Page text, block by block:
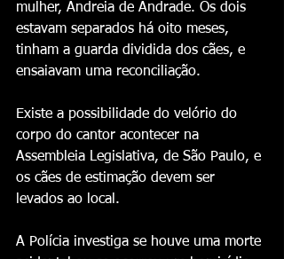
mulher, Andreia de Andrade. Os dois
estavam separados há oito meses,
tinham a guarda dividida dos cães, e
ensaiavam uma reconciliação.
Existe a possibilidade do velório do
corpo do cantor acontecer na
Assembleia Legislativa, de São Paulo, e
os cães de estimação devem ser
levados ao local.
A Polícia investiga se houve uma morte